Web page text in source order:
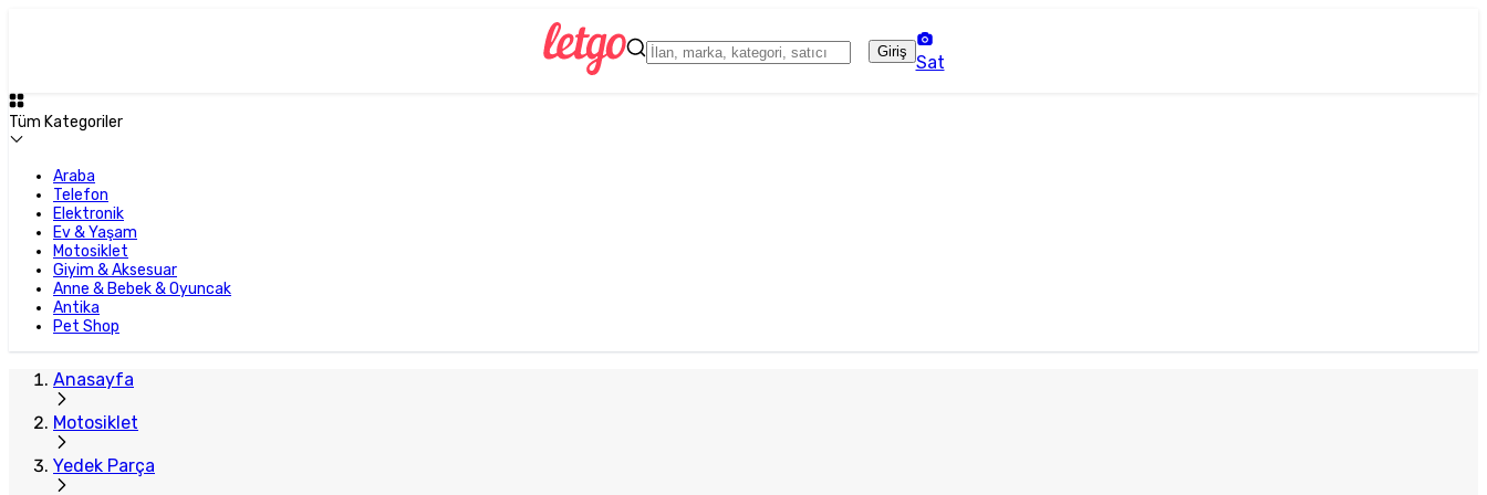
Giriş
Sat
Tüm Kategoriler
Araba
Telefon
Elektronik
Ev & Yaşam
Motosiklet
Giyim & Aksesuar
Anne & Bebek & Oyuncak
Antika
Pet Shop
Anasayfa
Motosiklet
Yedek Parça